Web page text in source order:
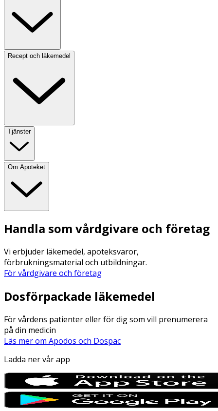
Recept och läkemedel
Tjänster
Om Apoteket
Handla som vårdgivare och företag
Vi erbjuder läkemedel, apoteksvaror,
förbrukningsmaterial och utbildningar.
För vårdgivare och företag
Dosförpackade läkemedel
För vårdens patienter eller för dig som vill prenumerera
på din medicin
Läs mer om Apodos och Dospac
Ladda ner vår app